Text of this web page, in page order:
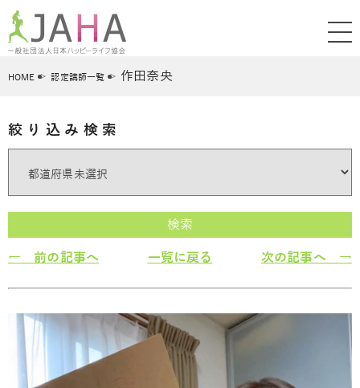
HOME 認定講師一覧 作田奈央
絞り込み検索
検索
← 前の記事へ 一覧に戻る 次の記事へ →